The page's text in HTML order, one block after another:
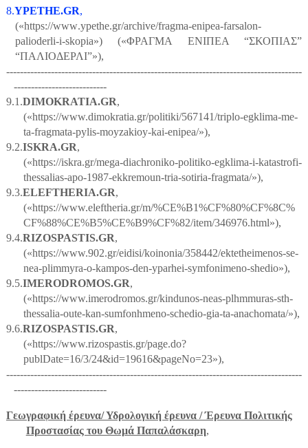
8.YPETHE.GR,
(«https://www.ypethe.gr/archive/fragma-enipea-farsalon-
palioderli-i-skopia»)(«ΦΡΑΓΜΑ ΕΝΙΠΕΑ “ΣΚΟΠΙΑΣ”
“ΠΑΛΙΟΔΕΡΛΙ”»),
--------------------------------------------------------------------------------------
---------------------------
9.1.DIMOKRATIA.GR,
(«https://www.dimokratia.gr/politiki/567141/triplo-egklima-me-
ta-fragmata-pylis-moyzakioy-kai-enipea/»),
9.2.ISKRA.GR,
(«https://iskra.gr/mega-diachroniko-politiko-egklima-i-katastrofi-
thessalias-apo-1987-ekkremoun-tria-sotiria-fragmata/»),
9.3.ELEFTHERIA.GR,
(«https://www.eleftheria.gr/m/%CE%B1%CF%80%CF%8C%
CF%88%CE%B5%CE%B9%CF%82/item/346976.html»),
9.4.RIZOSPASTIS.GR,
(«https://www.902.gr/eidisi/koinonia/358442/ektetheimenos-se-
nea-plimmyra-o-kampos-den-yparhei-symfonimeno-shedio»),
9.5.IMERODROMOS.GR,
(«https://www.imerodromos.gr/kindunos-neas-plhmmuras-sth-
thessalia-oute-kan-sumfonhmeno-schedio-gia-ta-anachomata/»),
9.6.RIZOSPASTIS.GR,
(«https://www.rizospastis.gr/page.do?
publDate=16/3/24&id=19616&pageNo=23»),
--------------------------------------------------------------------------------------
---------------------------
Γεωγραφική έρευνα/ Υδρολογική έρευνα / Έρευνα Πολιτικής
Προστασίας του Θωμά Παπαλάσκαρη,